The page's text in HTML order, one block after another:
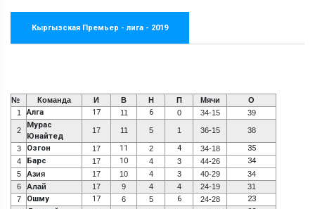
Кыргызская Премьер - лига - 2019
№ Команда И В Н П Мячи
О
1
Алга 17 11 6 0 34-15 39
2
Мурас
Юнайтед
17 11 5 1 36-15 38
3 Озгон 17 11 2 4 34-18 35
4 Барс 17 10 4 3 44-26 34
5 Азия 17 10 4 3 40-29
34
6
Алай 17 9 4 4 24-19
31
7
Ошму 17 6 5 6 24-28 23